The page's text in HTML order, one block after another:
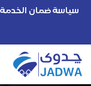
سياسة ضمان الخدمة